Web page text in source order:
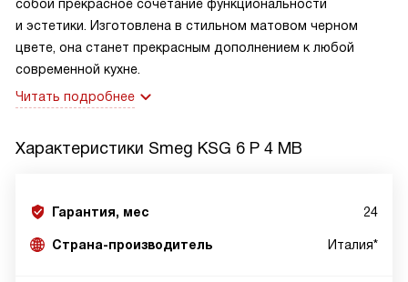
собой прекрасное сочетание функциональности
и эстетики. Изготовлена в стильном матовом черном
цвете, она станет прекрасным дополнением к любой
современной кухне.
Читать подробнее
Характеристики Smeg KSG 6 P 4 MB
Гарантия, мес 24
Страна-производитель Италия*